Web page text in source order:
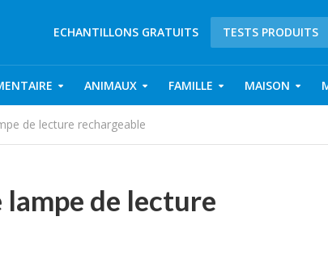
ECHANTILLONS GRATUITS TESTS PRODUITS
ANIMAUX FAMILLE MAISON
de lecture rechargeable
de lecture